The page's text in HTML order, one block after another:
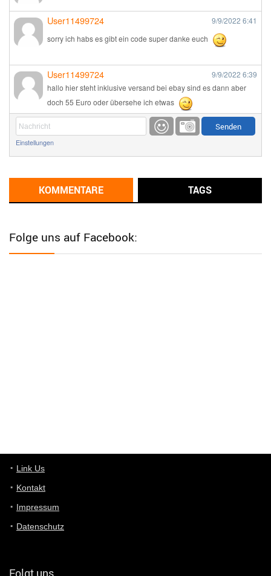
User11499724 9/9/2022 6:41
sorry ich habs es gibt ein code super danke euch
User11499724 9/9/2022 6:39
hallo hier steht inklusive versand bei ebay sind es dann aber
doch 55 Euro oder übersehe ich etwas
Günni 9/1/20226:17
Günni
User11493041 8/31/20227:10
Günni
Einstellungen
KOMMENTARE TAGS
Folge uns auf Facebook:
Link Us
Kontakt
Impressum
Datenschutz